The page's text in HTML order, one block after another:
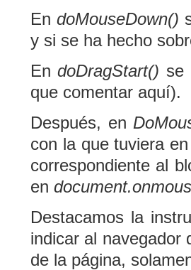
En doMouseDown()
y si se ha hecho
EndoDragStart() se
que comentar aquí).
Después, en
con la que tuviera
correspondiente al
en
Destacamos la
indicar al navegador
de la página,